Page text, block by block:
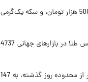
در بازار سبزه‌ میدان، قیمت نیم‌سکه بهار آزادی 99 میلیون و 700 هزار تومان، ربع‌سکه بهار آزادی 53 میلیون و 500 هزار تومان، و سکه یک‌گرمی
هر مثقال طلا در بازار داخلی، 83 میلیون و 800 هزار تومان ارزش‌گذاری شده است؛ ضمن اینکه قیمت هر اونس طلا در بازارهای جهانی 4737
بر اساس داده‌های رسمی منتشر شده از سوی مرکز مبادله ارز و طلای ایران، نرخ حواله دلار آمریکا امروز با عبور از محدوده روز گذشته، به 147